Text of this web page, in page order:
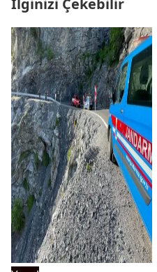
İlginizi Çekebilir